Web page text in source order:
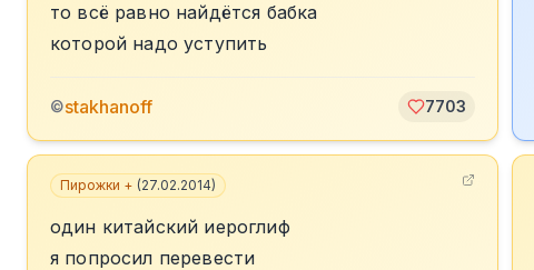
то всё равно найдётся бабка
которой надо уступить
©stakhanoff 7703
Пирожки + (27.02.2014)
один китайский иероглиф
я попросил перевести